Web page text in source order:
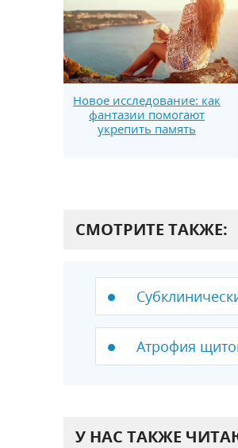
Новое исследование: как
фантазии помогают
укрепить память
СМОТРИТЕ ТАКЖЕ:
Атрофия
У НАС ТАКЖЕ